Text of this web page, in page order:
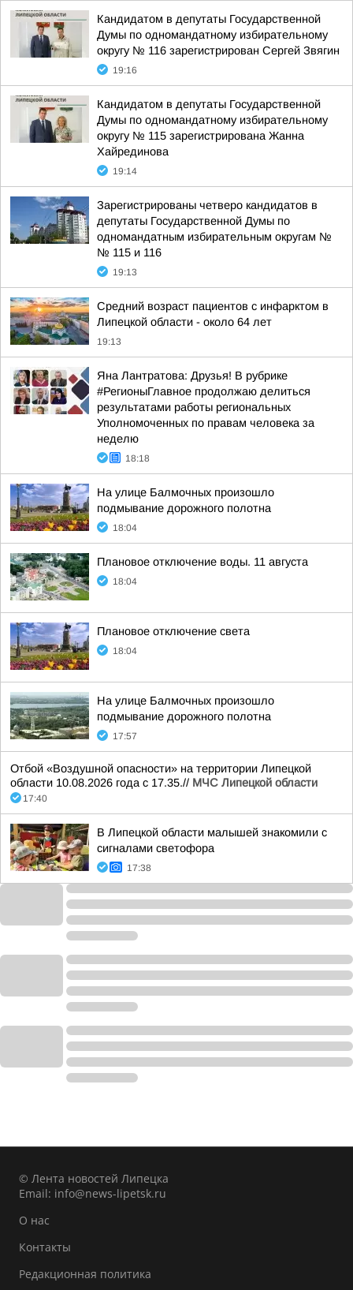
Кандидатом в депутаты Государственной
Думы по одномандатному избирательному
округу № 116 зарегистрирован Сергей Звягин
19:16
Кандидатом в депутаты Государственной
Думы по одномандатному избирательному
округу № 115 зарегистрирована Жанна
Хайрединова
19:14
Зарегистрированы четверо кандидатов в
депутаты Государственной Думы по
одномандатным избирательным округам №
№ 115 и 116
19:13
Средний возраст пациентов с инфарктом в
Липецкой области - около 64 лет
19:13
Яна Лантратова: Друзья! В рубрике
#РегионыГлавное продолжаю делиться
результатами работы региональных
Уполномоченных по правам человека за
неделю
18:18
На улице Балмочных произошло
подмывание дорожного полотна
18:04
Плановое отключение воды. 11 августа
18:04
Плановое отключение света
18:04
На улице Балмочных произошло
подмывание дорожного полотна
17:57
Отбой «Воздушной опасности» на территории Липецкой
области 10.08.2026 года с 17.35.// МЧС Липецкой области
17:40
В Липецкой области малышей знакомили с
сигналами светофора
17:38
© Лента новостей Липецка
Email: info@news-lipetsk.ru
О нас
Контакты
Редакционная политика